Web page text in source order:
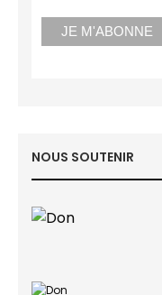
NOUS SOUTENIR